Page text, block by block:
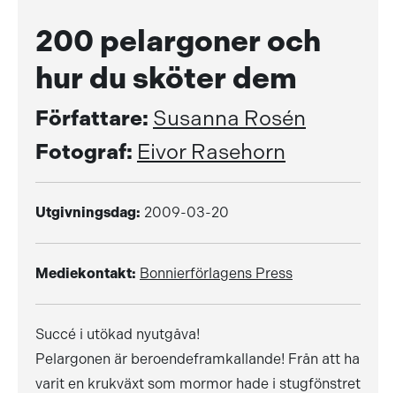
200 pelargoner och
hur du sköter dem
Författare: Susanna Rosén
Fotograf: Eivor Rasehorn
Utgivningsdag: 2009-03-20
Mediekontakt: Bonnierförlagens Press
Succé i utökad nyutgåva!
Pelargonen är beroendeframkallande! Från att ha
varit en krukväxt som mormor hade i stugfönstret